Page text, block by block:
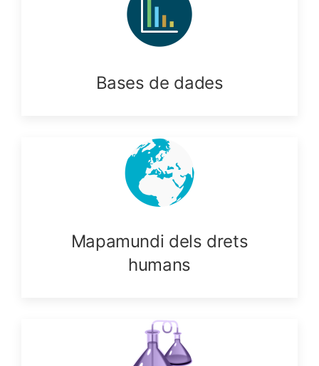
Bases de dades
Mapamundi dels drets
humans